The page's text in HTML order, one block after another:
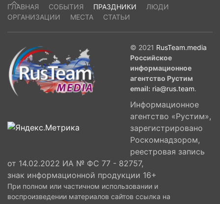
ГЛАВНАЯ СОБЫТИЯ ПРАЗДНИКИ
ЛЮДИ
ОРГАНИЗАЦИИ
МЕСТА СТАТЬИ
© 2021 RusTeam.media
Российское
информационное
агентство Рустим
email: ria@rus.team.
Информационное
агентство «Рустим»,
зарегистрировано
Роскомнадзором,
реестровая запись
от 14.02.2022 ИА № ФС 77 - 82757,
знак информационной продукции 16+
При полном или частичном использовании и
воспроизведении материалов сайтов ссылка на